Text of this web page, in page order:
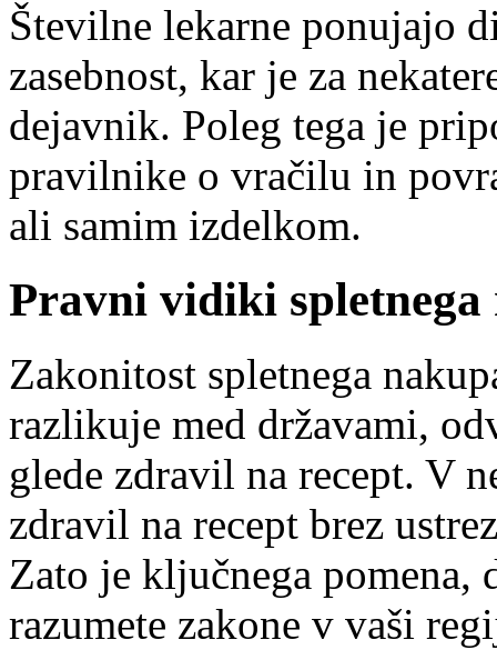
Številne lekarne ponujajo
zasebnost, kar je za
dejavnik. Poleg tega je
pravilnike o vračilu in
ali samim izdelkom.
Pravni vidiki spletnega
Zakonitost spletnega
razlikuje med državami,
glede zdravil na recept. V
zdravil na recept brez
Zato je ključnega pomena,
razumete zakone v vaši